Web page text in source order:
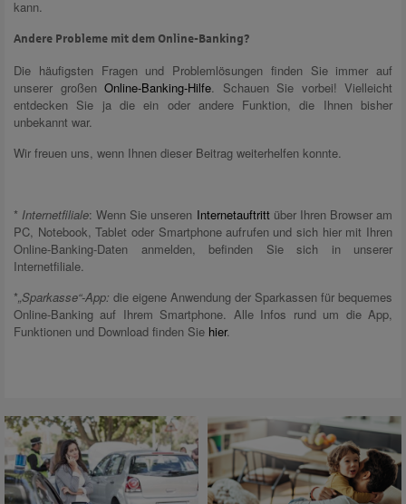
kann.
Andere Probleme mit dem Online-Banking?
Die häufigsten Fragen und Problemlösungen finden Sie immer auf
unserer großen Online-Banking-Hilfe. Schauen Sie vorbei! Vielleicht
entdecken Sie ja die ein oder andere Funktion, die Ihnen bisher
unbekannt war.
Wir freuen uns, wenn Ihnen dieser Beitrag weiterhelfen konnte.
* Internetfiliale: Wenn Sie unseren Internetauftrittüber Ihren Browser am
PC, Notebook, Tablet oder Smartphone aufrufen und sich hier mit Ihren
Online-Banking-Daten anmelden, befinden Sie sich in unserer
Internetfiliale.
*„Sparkasse“-App: die eigene Anwendung der Sparkassen für bequemes
Online-Banking auf Ihrem Smartphone. Alle Infos rund um die App,
Funktionen und Download finden Sie hier.